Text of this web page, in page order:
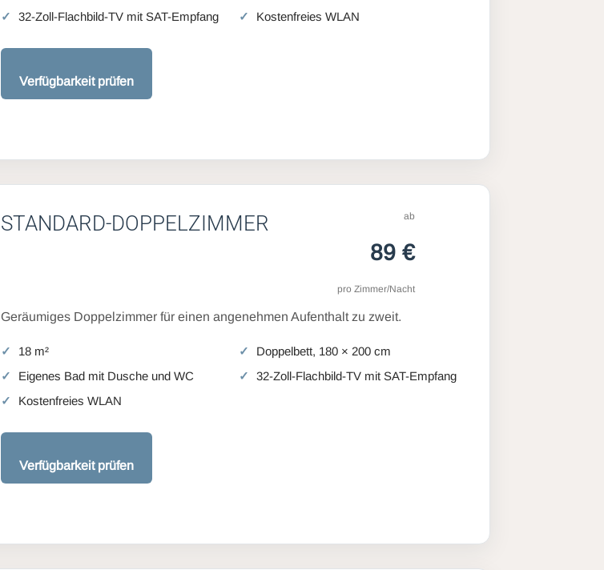
32-Zoll-Flachbild-TV mit SAT-Empfang
Kostenfreies WLAN
Verfügbarkeit prüfen
STANDARD-DOPPELZIMMER ab
89 €
pro Zimmer/Nacht
Geräumiges Doppelzimmer für einen angenehmen Aufenthalt zu zweit.
18 m²
Doppelbett, 180 × 200 cm
Eigenes Bad mit Dusche und WC
32-Zoll-Flachbild-TV mit SAT-Empfang
Kostenfreies WLAN
Verfügbarkeit prüfen